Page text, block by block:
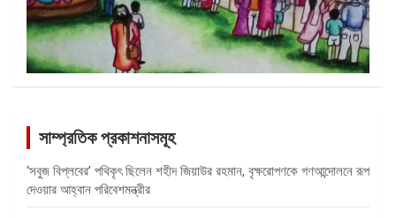
সাম্প্রতিক প্রকাশনাসমূহ
‘সবুজ বিপ্লবের’ পথিকৃৎ ছিলেন শহীদ জিয়াউর রহমান, বৃক্ষরোপণকে গণআন্দোলনে রূপ
দেওয়ার আহ্বান পরিবেশমন্ত্রীর